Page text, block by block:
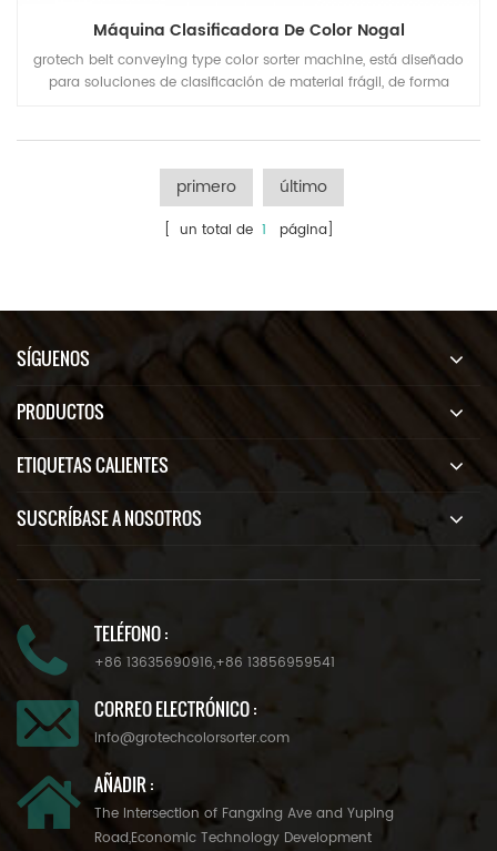
Máquina Clasificadora De Color Nogal
grotech belt conveying type color sorter machine, está diseñado
para soluciones de clasificación de material frágil, de forma
primero último
[ un total de 1 página]
SÍGUENOS
PRODUCTOS
ETIQUETAS CALIENTES
SUSCRÍBASE A NOSOTROS
TELÉFONO :
+86 13635690916,+86 13856959541
CORREO ELECTRÓNICO :
info@grotechcolorsorter.com
AÑADIR :
The Intersection of Fangxing Ave and Yuping
Road,Economic Technology Development